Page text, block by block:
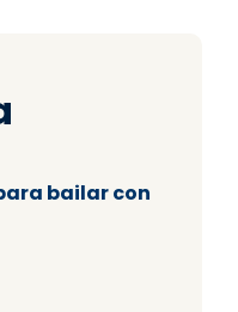
bailar con